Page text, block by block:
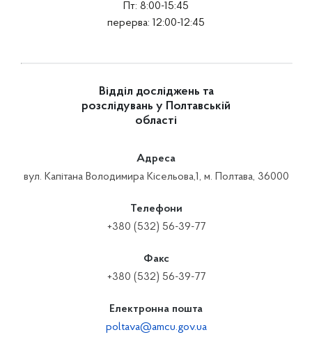
Пт: 8:00-15:45
перерва: 12:00-12:45
Відділ досліджень та
розслідувань у Полтавській
області
Адреса
вул. Капітана Володимира Кісельова,1, м. Полтава, 36000
Телефони
+380 (532) 56-39-77
Факс
+380 (532) 56-39-77
Електронна пошта
poltava@amcu.gov.ua